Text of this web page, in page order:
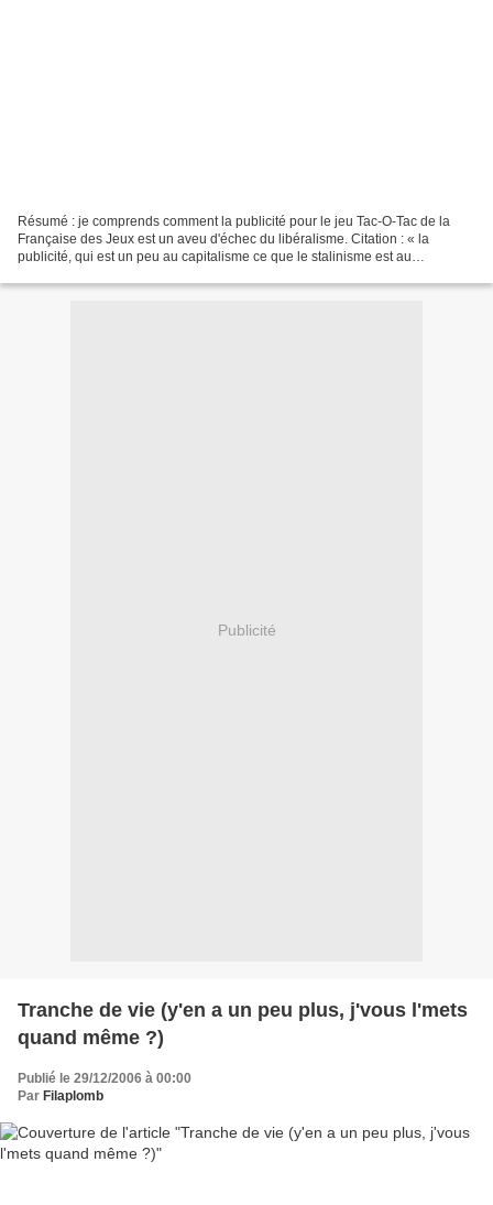
Résumé : je comprends comment la publicité pour le jeu Tac-O-Tac de la
Française des Jeux est un aveu d'échec du libéralisme. Citation : « la
publicité, qui est un peu au capitalisme ce que le stalinisme est au
Publicité
Tranche de vie (y'en a un peu plus, j'vous l'mets
quand même ?)
Publié le 29/12/2006 à 00:00
Par Filaplomb